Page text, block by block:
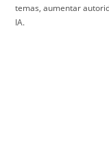
temas, aumentar
IA.